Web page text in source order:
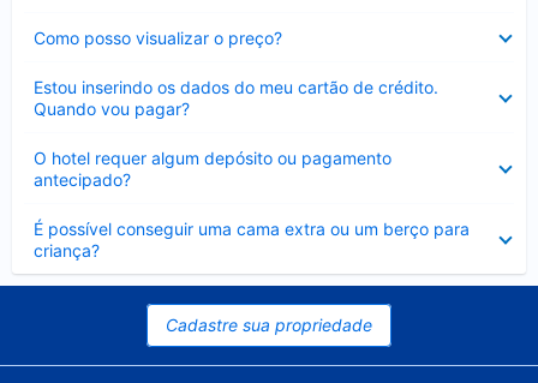
Como posso visualizar o preço?
Estou inserindo os dados do meu cartão de crédito.
Quando vou pagar?
O hotel requer algum depósito ou pagamento
antecipado?
É possível conseguir uma cama extra ou um berço para
criança?
Contraído
Cadastre sua propriedade